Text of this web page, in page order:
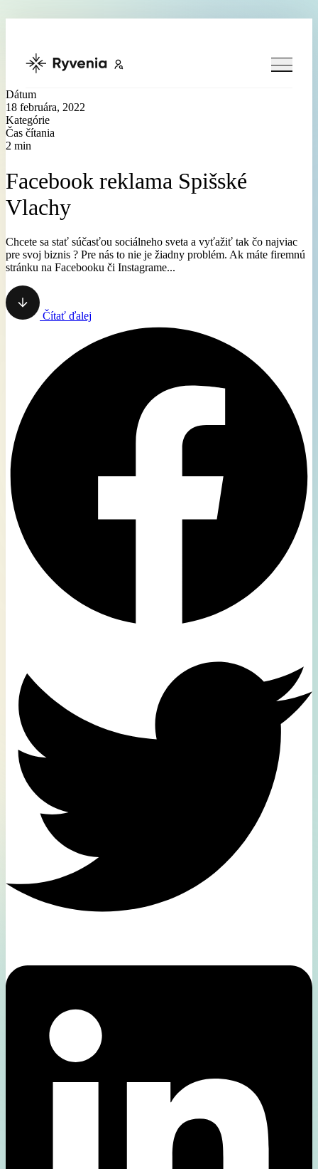
Dátum
18 februára, 2022
Kategórie
Čas čítania
2 min
Facebook reklama Spišské
Vlachy
Chcete sa stať súčasťou sociálneho sveta a vyťažiť tak čo najviac
pre svoj biznis ? Pre nás to nie je žiadny problém. Ak máte firemnú
stránku na Facebooku či Instagrame...
Čítať ďalej